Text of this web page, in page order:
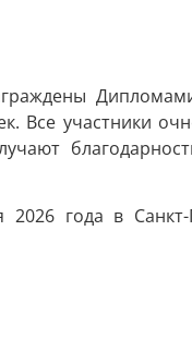
участники
года в